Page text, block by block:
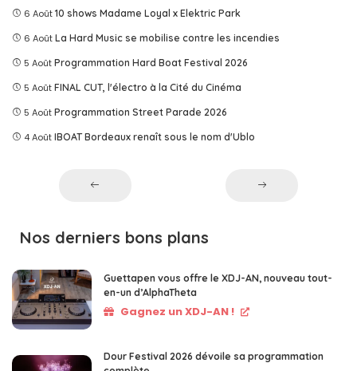
6 Août 10 shows Madame Loyal x Elektric Park
6 Août La Hard Music se mobilise contre les incendies
5 Août Programmation Hard Boat Festival 2026
5 Août FINAL CUT, l'électro à la Cité du Cinéma
5 Août Programmation Street Parade 2026
4 Août IBOAT Bordeaux renaît sous le nom d'Ublo
Nos derniers bons plans
Guettapen vous offre le XDJ-AN, nouveau tout-
en-un d’AlphaTheta
Gagnez un XDJ-AN !
Dour Festival 2026 dévoile sa programmation